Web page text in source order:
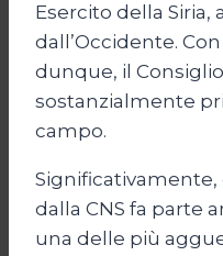
Esercito della Siria,
dall’Occidente.
dunque, il
sostanzialmente
campo.
dalla CNS fa parte
una delle più